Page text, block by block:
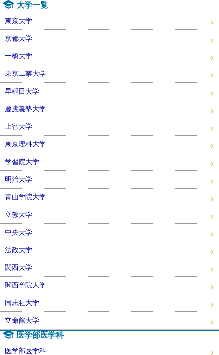
大学一覧
東京大学
京都大学
一橋大学
東京工業大学
早稲田大学
慶應義塾大学
上智大学
東京理科大学
学習院大学
明治大学
青山学院大学
立教大学
中央大学
法政大学
関西大学
関西学院大学
同志社大学
立命館大学
医学部医学科
医学部医学科